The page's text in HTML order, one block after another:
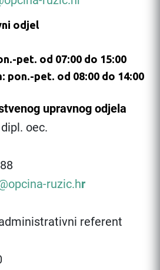
odjel
pet. od 07:00 do 15:00
pon.-pet. od 08:00 do 14:00
upravnog odjela
dipl. oec.
ruzic.hr
referent